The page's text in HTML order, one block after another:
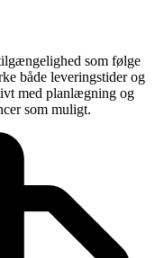
som følge
både leveringstider og
med planlægning og
som muligt.